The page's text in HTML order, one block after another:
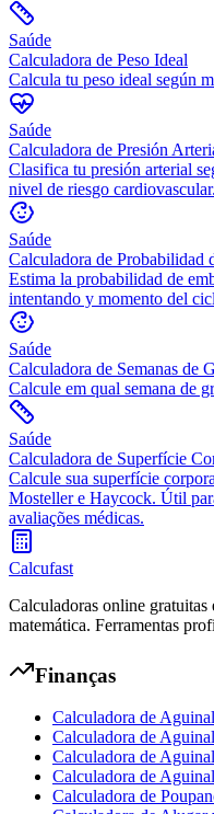
Saúde
Calculadora de Peso Ideal
Calcula tu peso ideal según
Saúde
Calculadora de Presión
Clasifica tu presión arterial
nivel de riesgo cardiovascular.
Saúde
Calculadora de Probabilidad
Estima la probabilidad de
intentando y momento del
Saúde
Calculadora de Semanas de
Calcule em qual semana de
Saúde
Calculadora de Superfície
Calcule sua superfície
Mosteller e Haycock. Útil
avaliações médicas.
Calcufast
Calculadoras online gratuitas
matemática. Ferramentas
Finanças
Calculadora de
Calculadora de
Calculadora de
Calculadora de
Calculadora de